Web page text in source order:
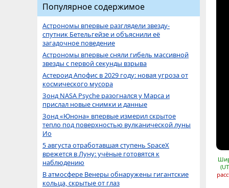
Популярное содержимое
Астрономы впервые разглядели звезду-
спутник Бетельгейзе и объяснили её
загадочное поведение
Астрономы впервые сняли гибель массивной
звезды с первой секунды взрыва
Астероид Апофис в 2029 году: новая угроза от
космического мусора
Зонд NASA Psyche разогнался у Марса и
прислал новые снимки и данные
Зонд «Юнона» впервые измерил скрытое
тепло под поверхностью вулканической луны
Ио
5 августа отработавшая ступень SpaceX
врежется в Луну: учёные готовятся к
наблюдению
В атмосфере Венеры обнаружены гигантские
кольца, скрытые от глаз